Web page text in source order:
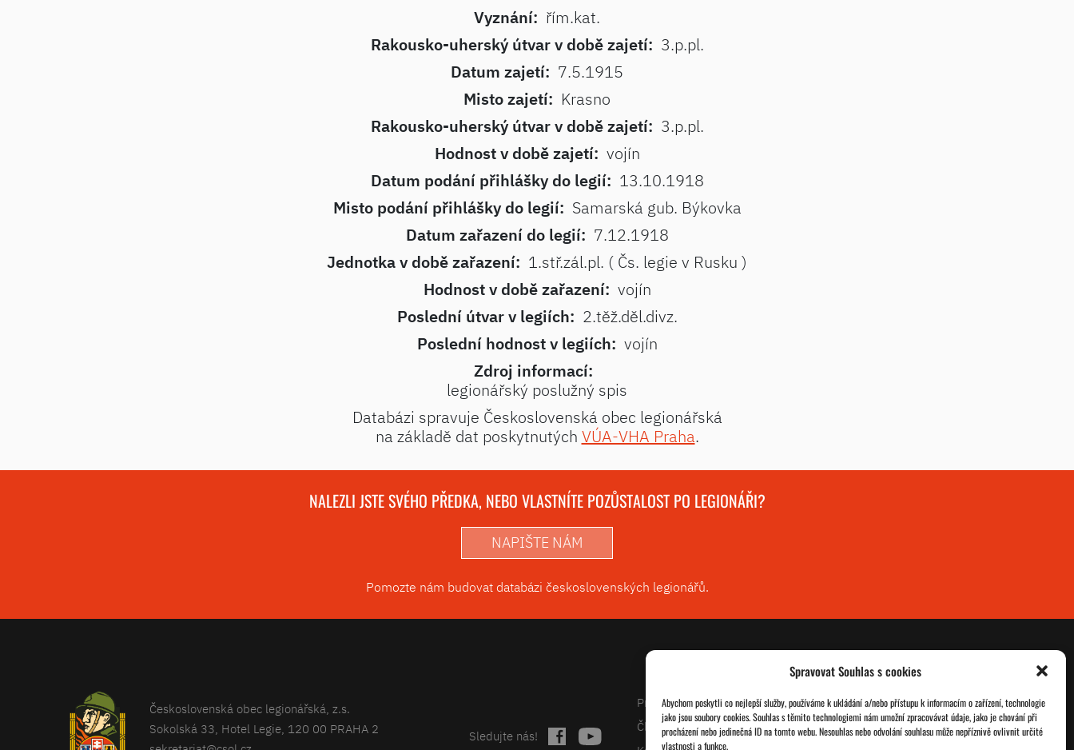
Spravovat Souhlas s cookies
Abychom poskytli co nejlepší služby, používáme k ukládání a/nebo přístupu k informacím o zařízení, technologie
jako jsou soubory cookies. Souhlas s těmito technologiemi nám umožní zpracovávat údaje, jako je chování při
procházení nebo jedinečná ID na tomto webu. Nesouhlas nebo odvolání souhlasu může nepříznivě ovlivnit určité
vlastnosti a funkce.
Vyznání: řím.kat.
Rakousko-uherský útvar v době zajetí: 3.p.pl.
Datum zajetí: 7.5.1915
Misto zajetí: Krasno
Rakousko-uherský útvar v době zajetí: 3.p.pl.
Hodnost v době zajetí: vojín
Datum podání přihlášky do legií: 13.10.1918
Misto podání přihlášky do legií: Samarská gub. Býkovka
Datum zařazení do legií: 7.12.1918
Jednotka v době zařazení: 1.stř.zál.pl. ( Čs. legie v Rusku )
Hodnost v době zařazení: vojín
Poslední útvar v legiích: 2.těž.děl.divz.
Poslední hodnost v legiích: vojín
Zdroj informací:
legionářský poslužný spis
Databázi spravuje Československá obec legionářská
na základě dat poskytnutých VÚA-VHA Praha.
NALEZLI JSTE SVÉHO PŘEDKA, NEBO VLASTNÍTE POZŮSTALOST PO LEGIONÁŘI?
NAPIŠTE NÁM
Pomozte nám budovat databázi československých legionářů.
Československá obec legionářská, z.s.
Sokolská 33, Hotel Legie, 120 00 PRAHA 2
Sledujte nás!
Projekty
Články
O nás
Jednoty ČSOL
Databáze legionářů
Pro členy